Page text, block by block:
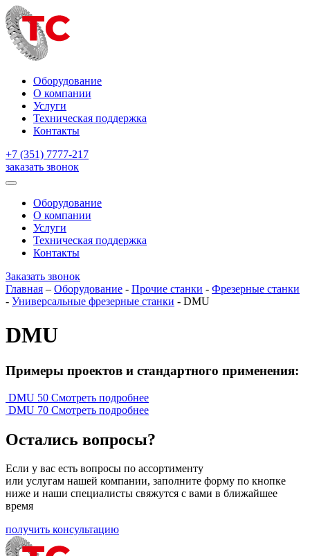
Оборудование
О компании
Услуги
Техническая поддержка
Контакты
+7 (351) 7777-217
заказать звонок
Оборудование
О компании
Услуги
Техническая поддержка
Контакты
Заказать звонок
Главная – Оборудование - Прочие станки - Фрезерные станки
- Универсальные фрезерные станки - DMU
DMU
Примеры проектов и стандартного применения:
DMU 50 Смотреть подробнее
DMU 70 Смотреть подробнее
Остались вопросы?
Если у вас есть вопросы по ассортименту
или услугам нашей компании, заполните форму по кнопке
ниже и наши специалисты свяжутся с вами в ближайшее
время
получить консультацию